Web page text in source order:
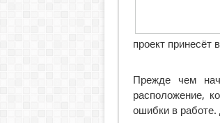
проект
Прежде чем
расположение,
ошибки в